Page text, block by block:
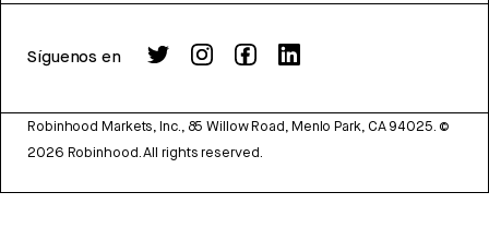
Síguenos en
Robinhood Markets, Inc., 85 Willow Road, Menlo Park, CA 94025. ©
2026 Robinhood. All rights reserved.